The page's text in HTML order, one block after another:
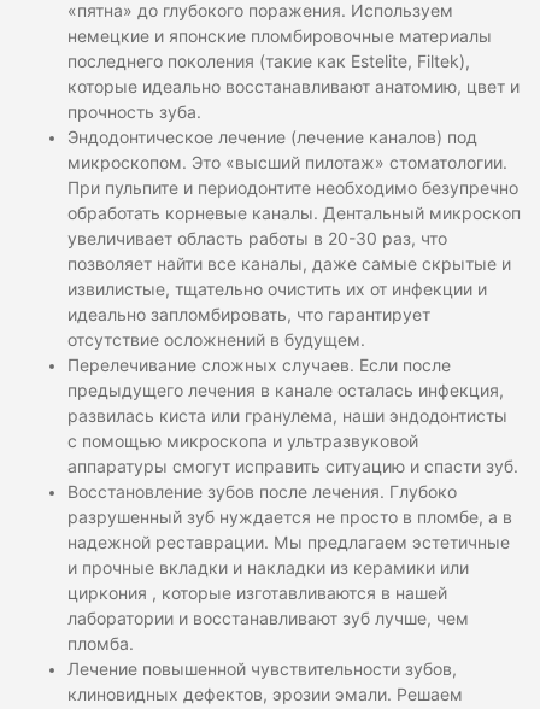
«пятна» до глубокого поражения. Используем
немецкие и японские пломбировочные материалы
последнего поколения (такие как Estelite, Filtek),
которые идеально восстанавливают анатомию, цвет и
прочность зуба.
Эндодонтическое лечение (лечение каналов) под
микроскопом. Это «высший пилотаж» стоматологии.
При пульпите и периодонтите необходимо безупречно
обработать корневые каналы. Дентальный микроскоп
увеличивает область работы в 20-30 раз, что
позволяет найти все каналы, даже самые скрытые и
извилистые, тщательно очистить их от инфекции и
идеально запломбировать, что гарантирует
отсутствие осложнений в будущем.
Перелечивание сложных случаев. Если после
предыдущего лечения в канале осталась инфекция,
развилась киста или гранулема, наши эндодонтисты
с помощью микроскопа и ультразвуковой
аппаратуры смогут исправить ситуацию и спасти зуб.
Восстановление зубов после лечения. Глубоко
разрушенный зуб нуждается не просто в пломбе, а в
надежной реставрации. Мы предлагаем эстетичные
и прочные вкладки и накладки из керамики или
циркония , которые изготавливаются в нашей
лаборатории и восстанавливают зуб лучше, чем
пломба.
Лечение повышенной чувствительности зубов,
клиновидных дефектов, эрозии эмали. Решаем